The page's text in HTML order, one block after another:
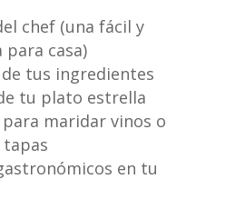
chef (una fácil y
para casa)
tus ingredientes
tu plato estrella
para maridar vinos o
en tu